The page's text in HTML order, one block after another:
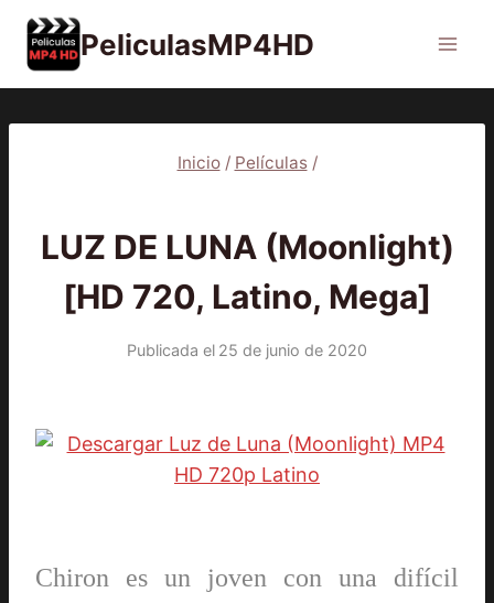
Saltar
contenido
PeliculasMP4HD
Inicio / Películas /
LUZ DE LUNA (Moonlight)
[HD 720, Latino, Mega]
Publicada el 25 de junio de 2020
Chiron es un joven con una difícil